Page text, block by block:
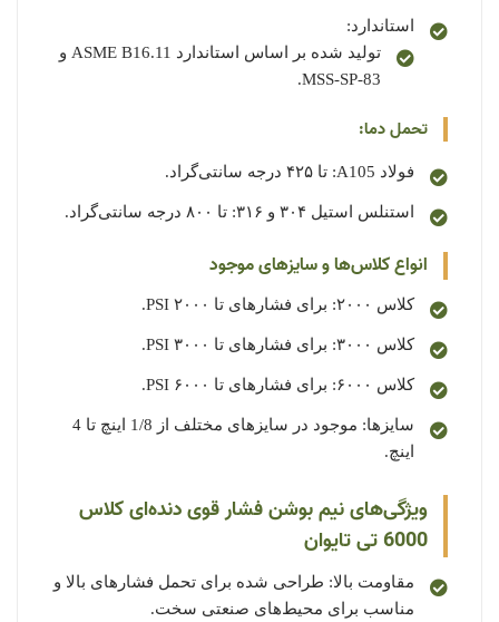
استاندارد:
تولید شده بر اساس استاندارد ASME B16.11 و
MSS-SP-83.
تحمل دما:
فولاد A105: تا ۴۲۵ درجه سانتی‌گراد.
استنلس استیل ۳۰۴ و ۳۱۶: تا ۸۰۰ درجه سانتی‌گراد.
انواع کلاس‌ها و سایزهای موجود
کلاس ۲۰۰۰: برای فشارهای تا ۲۰۰۰ PSI.
کلاس ۳۰۰۰: برای فشارهای تا ۳۰۰۰ PSI.
کلاس ۶۰۰۰: برای فشارهای تا ۶۰۰۰ PSI.
سایزها: موجود در سایزهای مختلف از 1/8 اینچ تا 4
اینچ.
ویژگی‌های نیم بوشن فشار قوی دنده‌ای کلاس
6000 تی تایوان
مقاومت بالا: طراحی شده برای تحمل فشارهای بالا و
مناسب برای محیط‌های صنعتی سخت.